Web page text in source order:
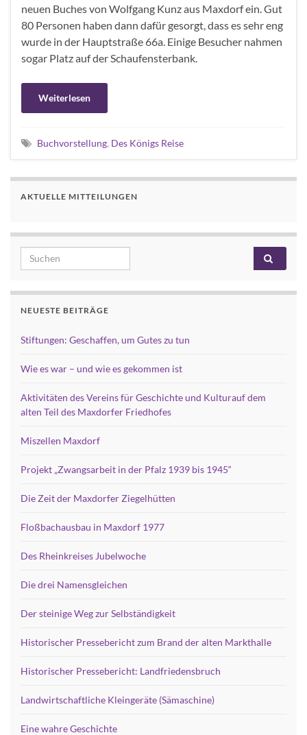
neuen Buches von Wolfgang Kunz aus Maxdorf ein. Gut
80 Personen haben dann dafür gesorgt, dass es sehr eng
wurde in der Hauptstraße 66a. Einige Besucher nahmen
sogar Platz auf der Schaufensterbank.
Weiterlesen
Buchvorstellung, Des Königs Reise
AKTUELLE MITTEILUNGEN
Search for:
NEUESTE BEITRÄGE
Stiftungen: Geschaffen, um Gutes zu tun
Wie es war – und wie es gekommen ist
Aktivitäten des Vereins für Geschichte und Kulturauf dem
alten Teil des Maxdorfer Friedhofes
Miszellen Maxdorf
Projekt „Zwangsarbeit in der Pfalz 1939 bis 1945“
Die Zeit der Maxdorfer Ziegelhütten
Floßbachausbau in Maxdorf 1977
Des Rheinkreises Jubelwoche
Die drei Namensgleichen
Der steinige Weg zur Selbständigkeit
Historischer Pressebericht zum Brand der alten Markthalle
Historischer Pressebericht: Landfriedensbruch
Landwirtschaftliche Kleingeräte (Sämaschine)
Eine wahre Geschichte